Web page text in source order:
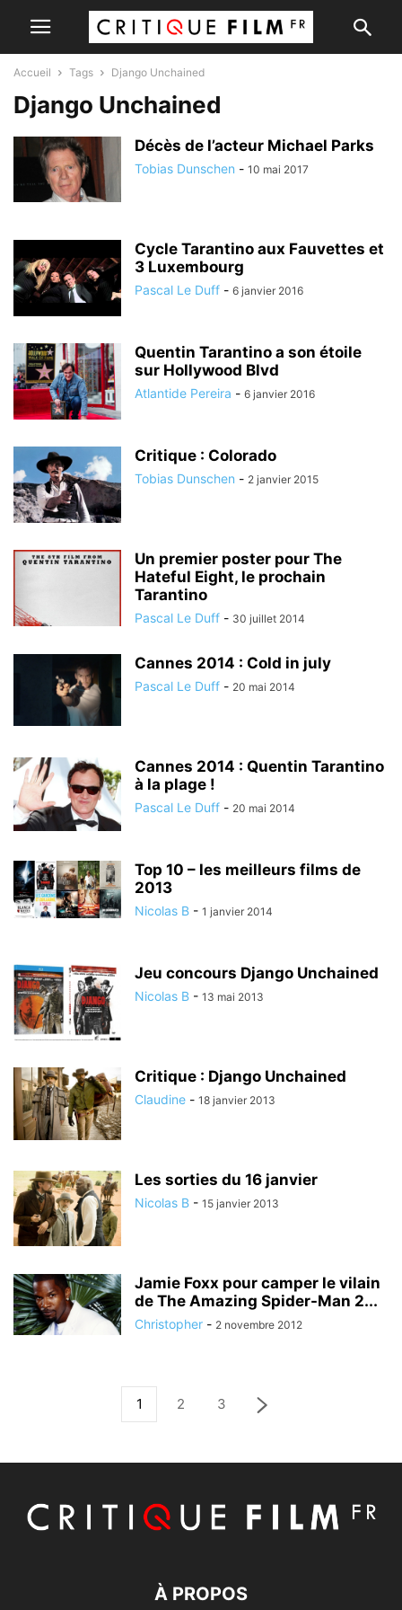
Accueil Tags Django Unchained
Django Unchained
Décès de l’acteur Michael Parks
Tobias Dunschen - 10 mai 2017
Cycle Tarantino aux Fauvettes et
3 Luxembourg
Pascal Le Duff - 6 janvier 2016
Quentin Tarantino a son étoile
sur Hollywood Blvd
Atlantide Pereira - 6 janvier 2016
Critique : Colorado
Tobias Dunschen - 2 janvier 2015
Un premier poster pour The
Hateful Eight, le prochain
Tarantino
Pascal Le Duff - 30 juillet 2014
Cannes 2014 : Cold in july
Pascal Le Duff - 20 mai 2014
Cannes 2014 : Quentin Tarantino
à la plage !
Pascal Le Duff - 20 mai 2014
Top 10 – les meilleurs films de
2013
Nicolas B - 1 janvier 2014
Jeu concours Django Unchained
Nicolas B - 13 mai 2013
Critique : Django Unchained
Claudine - 18 janvier 2013
Les sorties du 16 janvier
Nicolas B - 15 janvier 2013
Jamie Foxx pour camper le vilain
de The Amazing Spider-Man 2...
Christopher - 2 novembre 2012
1 2 3
À PROPOS